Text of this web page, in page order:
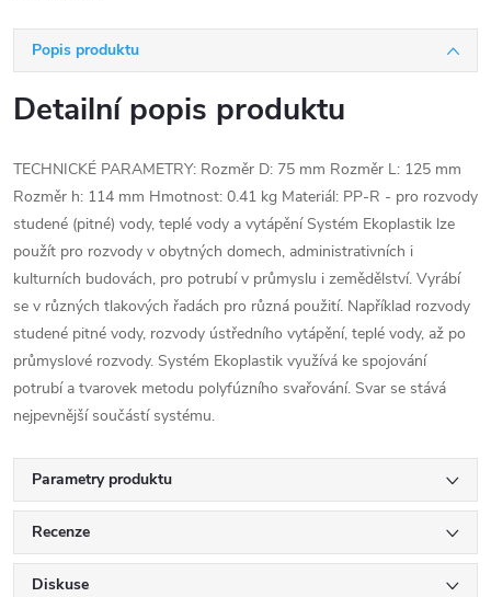
Popis produktu
Detailní popis produktu
TECHNICKÉ PARAMETRY: Rozměr D: 75 mm Rozměr L: 125 mm
Rozměr h: 114 mm Hmotnost: 0.41 kg Materiál: PP-R - pro rozvody
studené (pitné) vody, teplé vody a vytápění Systém Ekoplastik lze
použít pro rozvody v obytných domech, administrativních i
kulturních budovách, pro potrubí v průmyslu i zemědělství. Vyrábí
se v různých tlakových řadách pro různá použití. Například rozvody
studené pitné vody, rozvody ústředního vytápění, teplé vody, až po
průmyslové rozvody. Systém Ekoplastik využívá ke spojování
potrubí a tvarovek metodu polyfúzního svařování. Svar se stává
nejpevnější součástí systému.
Parametry produktu
Recenze
Diskuse